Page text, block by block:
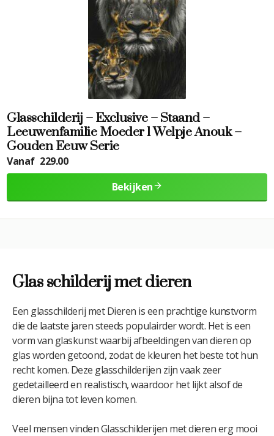
Glasschilderij – Exclusive – Staand –
Leeuwenfamilie Moeder 1 Welpje Anouk –
Gouden Eeuw Serie
Vanaf 229.00
Bekijken
Glas schilderij met dieren
Een glasschilderij met Dieren is een prachtige kunstvorm
die de laatste jaren steeds populairder wordt. Het is een
vorm van glaskunst waarbij afbeeldingen van dieren op
glas worden getoond, zodat de kleuren het beste tot hun
recht komen. Deze glasschilderijen zijn vaak zeer
gedetailleerd en realistisch, waardoor het lijkt alsof de
dieren bijna tot leven komen.
Veel mensen vinden Glasschilderijen met dieren erg mooi